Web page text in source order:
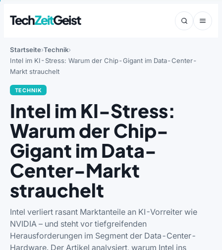
TechZeitGeist
Startseite Technik
Intel im KI-Stress: Warum der Chip-Gigant im Data-Center-
Markt strauchelt
TECHNIK
Intel im KI-Stress:
Warum der Chip-
Gigant im Data-
Center-Markt
strauchelt
Intel verliert rasant Marktanteile an KI-Vorreiter wie
NVIDIA – und steht vor tiefgreifenden
Herausforderungen im Segment der Data-Center-
Hardware. Der Artikel analysiert, warum Intel ins